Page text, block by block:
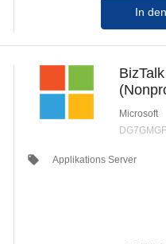
In
Microsoft
local_offer Applikations Server